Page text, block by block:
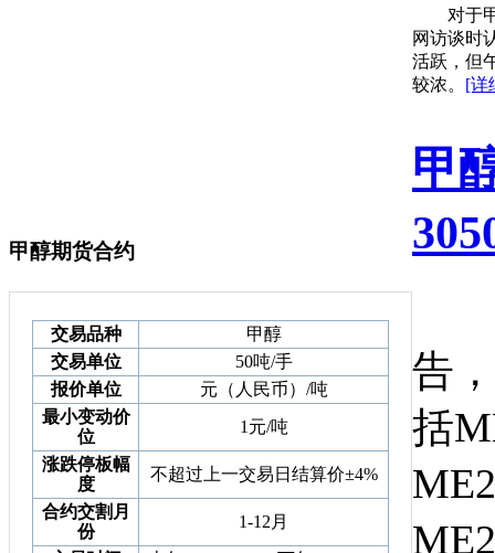
甲醇期货合约
交易品种
甲醇
交易单位
50吨/手
报价单位
元（人民币）/吨
最小变动价
位
1元/吨
涨跌停板幅
度
不超过上一交易日结算价±4%
合约交割月
份
1-12月
对于甲
网访谈时
活跃，但
较浓。 [详
甲
告
括